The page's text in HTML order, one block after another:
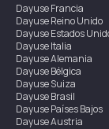
DayuseFrancia
DayuseReino Unido
DayuseEstados
DayuseItalia
DayuseAlemania
DayuseBélgica
DayuseSuiza
DayuseBrasil
DayusePaíses Bajos
DayuseAustria